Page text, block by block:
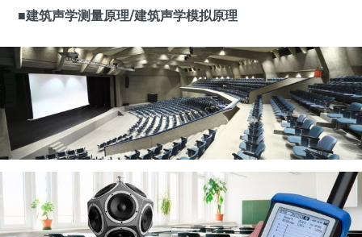
■建筑声学测量原理/建筑声学模拟原理